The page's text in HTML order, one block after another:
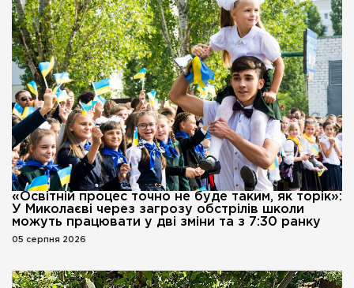
«Освітній процес точно не буде таким, як торік»:
У Миколаєві через загрозу обстрілів школи
можуть працювати у дві зміни та з 7:30 ранку
05 серпня 2026